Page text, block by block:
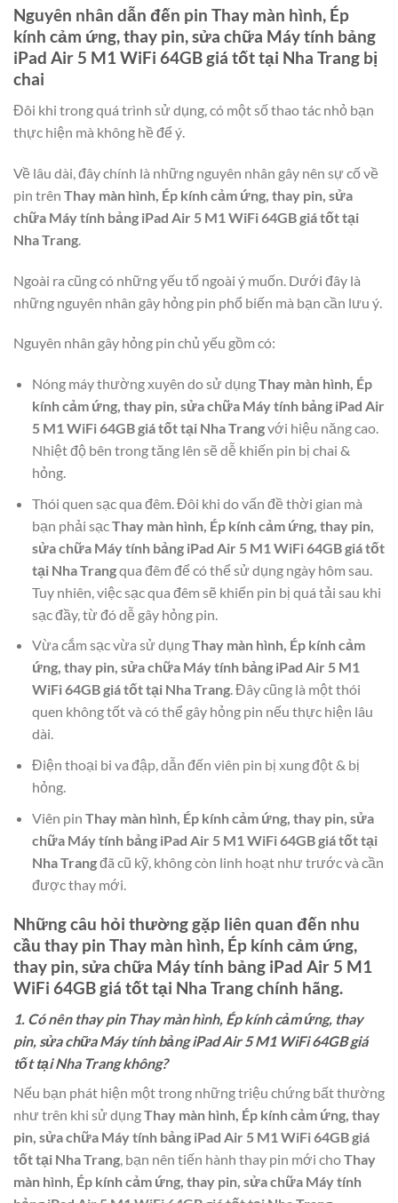
Nguyên nhân dẫn đến pin Thay màn hình, Ép
kính cảm ứng, thay pin, sửa chữa Máy tính bảng
iPad Air 5 M1 WiFi 64GB giá tốt tại Nha Trang bị
chai
Đôi khi trong quá trình sử dụng, có một số thao tác nhỏ bạn
thực hiện mà không hề để ý.
Về lâu dài, đây chính là những nguyên nhân gây nên sự cố về
pin trên Thay màn hình, Ép kính cảm ứng, thay pin, sửa
chữa Máy tính bảng iPad Air 5 M1 WiFi 64GB giá tốt tại
Nha Trang.
Ngoài ra cũng có những yếu tố ngoài ý muốn. Dưới đây là
những nguyên nhân gây hỏng pin phổ biến mà bạn cần lưu ý.
Nguyên nhân gây hỏng pin chủ yếu gồm có:
Nóng máy thường xuyên do sử dụngThay màn hình, Ép
kính cảm ứng, thay pin, sửa chữa Máy tính bảng iPad Air
5 M1 WiFi 64GB giá tốt tại Nha Trangvới hiệu năng cao.
Nhiệt độ bên trong tăng lên sẽ dễ khiến pin bị chai &
hỏng.
Thói quen sạc qua đêm. Đôi khi do vấn đề thời gian mà
bạn phải sạcThay màn hình, Ép kính cảm ứng, thay pin,
sửa chữa Máy tính bảng iPad Air 5 M1 WiFi 64GB giá tốt
tại Nha Trangqua đêm để có thể sử dụng ngày hôm sau.
Tuy nhiên, việc sạc qua đêm sẽ khiến pin bị quá tải sau khi
sạc đầy, từ đó dễ gây hỏng pin.
Vừa cắm sạc vừa sử dụngThay màn hình, Ép kính cảm
ứng, thay pin, sửa chữa Máy tính bảng iPad Air 5 M1
WiFi 64GB giá tốt tại Nha Trang. Đây cũng là một thói
quen không tốt và có thể gây hỏng pin nếu thực hiện lâu
dài.
Điện thoại bi va đập, dẫn đến viên pin bị xung đột & bị
hỏng.
Viên pin Thay màn hình, Ép kính cảm ứng, thay pin, sửa
chữa Máy tính bảng iPad Air 5 M1 WiFi 64GB giá tốt tại
Nha Trangđã cũ kỹ, không còn linh hoạt như trước và cần
được thay mới.
Những câu hỏi thường gặp liên quan đến nhu
cầu thay pin Thay màn hình, Ép kính cảm ứng,
thay pin, sửa chữa Máy tính bảng iPad Air 5 M1
WiFi 64GB giá tốt tại Nha Trangchính hãng.
1. Có nên thay pin Thay màn hình, Ép kính cảm ứng, thay
pin, sửa chữa Máy tính bảng iPad Air 5 M1 WiFi 64GB giá
tốt tại Nha Trang không?
Nếu bạn phát hiện một trong những triệu chứng bất thường
như trên khi sử dụngThay màn hình, Ép kính cảm ứng, thay
pin, sửa chữa Máy tính bảng iPad Air 5 M1 WiFi 64GB giá
tốt tại Nha Trang, bạn nên tiến hành thay pin mới choThay
màn hình, Ép kính cảm ứng, thay pin, sửa chữa Máy tính